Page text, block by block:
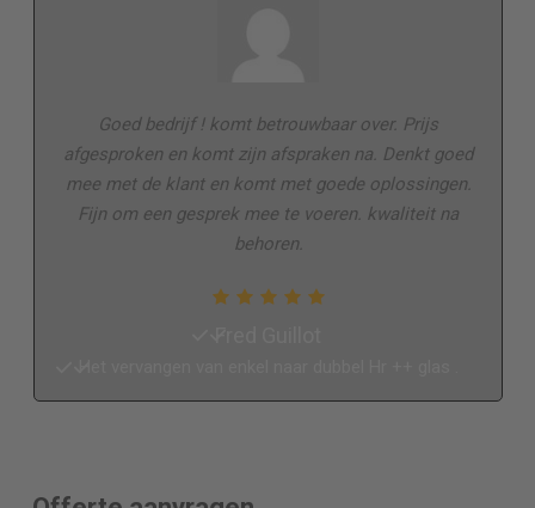
Goed bedrijf ! komt betrouwbaar over. Prijs
afgesproken en komt zijn afspraken na. Denkt goed
mee met de klant en komt met goede oplossingen.
Fijn om een gesprek mee te voeren. kwaliteit na
behoren.